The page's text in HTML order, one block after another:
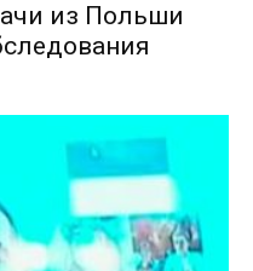
из Польши